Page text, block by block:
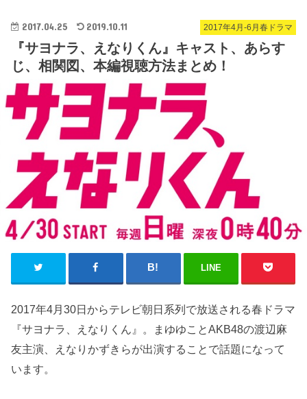
2017年4月-6月春ドラマ
2017.04.25 2019.10.11
『サヨナラ、えなりくん』キャスト、あらす
じ、相関図、本編視聴方法まとめ！
LINE
2017年4月30日からテレビ朝日系列で放送される春ドラマ
『サヨナラ、えなりくん』。まゆゆことAKB48の渡辺麻
友主演、えなりかずきらが出演することで話題になって
います。